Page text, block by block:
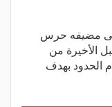
مضيفه حرس
لهدف ضمن الجولة 33 وقبل الأخيرة من
الحدود بهدف